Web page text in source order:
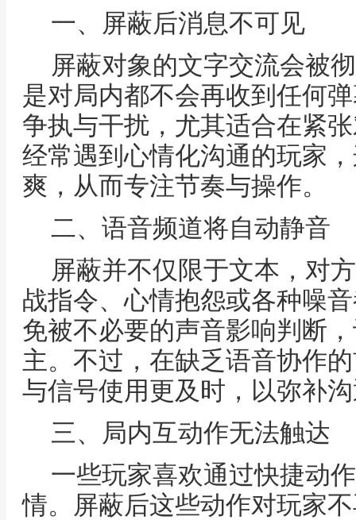
一、屏蔽后消息不可见
屏蔽对象的文字交流会被
是对局内都不会再收到任何
争执与干扰，尤其适合在紧
经常遇到心情化沟通的玩家
爽，从而专注节奏与操作。
二、语音频道将自动静音
屏蔽并不仅限于文本，对
战指令、心情抱怨或各种噪
免被不必要的声音影响判断
主。不过，在缺乏语音协作
与信号使用更及时，以弥补
三、局内互动作无法触达
一些玩家喜欢通过快捷动
情。屏蔽后这些动作对玩家